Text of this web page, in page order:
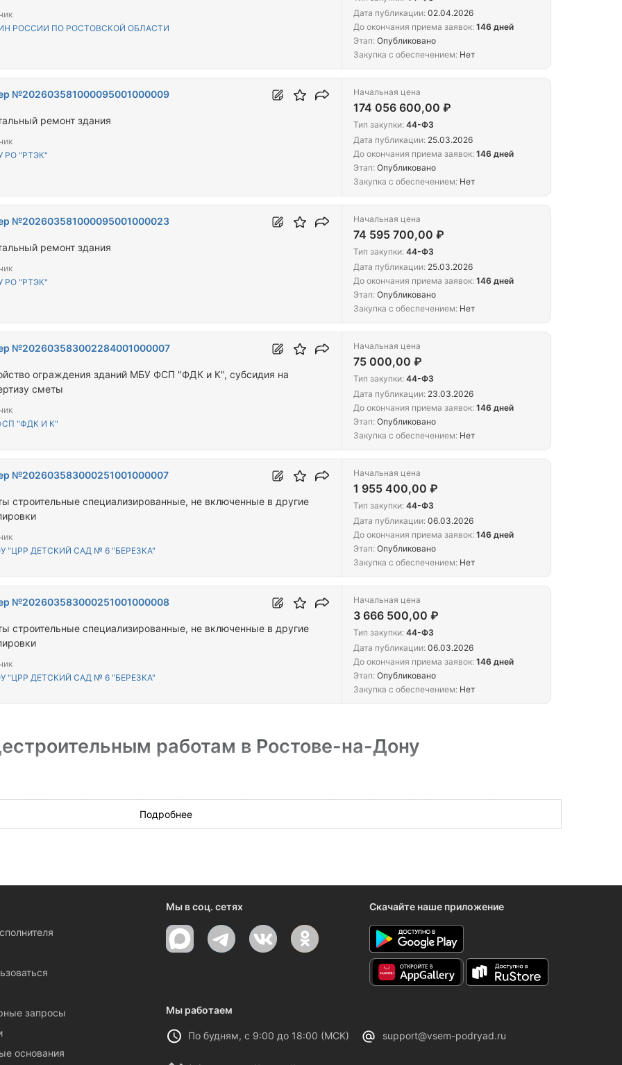
РОССИИ ПО РОСТОВСКОЙ ОБЛАСТИ
Дата публикации: 02.04.2026
До окончания приема заявок: 146 дней
Этап: Опубликовано
Закупка с обеспечением: Нет
№202603581000095001000009
ремонт здания
РО "РТЭК"
Начальная цена
174 056 600,00 ₽
Тип закупки: 44-ФЗ
Дата публикации: 25.03.2026
До окончания приема заявок: 146 дней
Этап: Опубликовано
Закупка с обеспечением: Нет
№202603581000095001000023
ремонт здания
РО "РТЭК"
Начальная цена
74 595 700,00 ₽
Тип закупки: 44-ФЗ
Дата публикации: 25.03.2026
До окончания приема заявок: 146 дней
Этап: Опубликовано
Закупка с обеспечением: Нет
№202603583002284001000007
ограждения зданий МБУ ФСП "ФДК и К", субсидия на
сметы
"ФДК И К"
Начальная цена
75 000,00 ₽
Тип закупки: 44-ФЗ
Дата публикации: 23.03.2026
До окончания приема заявок: 146 дней
Этап: Опубликовано
Закупка с обеспечением: Нет
№202603583000251001000007
строительные специализированные, не включенные в другие
"ЦРР ДЕТСКИЙ САД № 6 "БЕРЕЗКА"
Начальная цена
1 955 400,00 ₽
Тип закупки: 44-ФЗ
Дата публикации: 06.03.2026
До окончания приема заявок: 146 дней
Этап: Опубликовано
Закупка с обеспечением: Нет
№202603583000251001000008
строительные специализированные, не включенные в другие
"ЦРР ДЕТСКИЙ САД № 6 "БЕРЕЗКА"
Начальная цена
3 666 500,00 ₽
Тип закупки: 44-ФЗ
Дата публикации: 06.03.2026
До окончания приема заявок: 146 дней
Этап: Опубликовано
Закупка с обеспечением: Нет
работам в Ростове-на-Дону
и компаний в Ростове-на-Дону, оценка технического состояния зданий, разборка и демонтаж
работы, подписывайтесь на рассылку по самым свежим тендерам на общестроительную тематику.
Подробнее
запросы
основания
Мы в соц. сетях Скачайте наше приложение
Мы работаем
По будням, с 9:00 до 18:00 (МСК) support@vsem-podryad.ru